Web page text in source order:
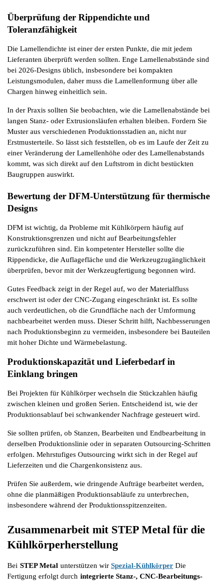
Überprüfung der Rippendichte und
Toleranzfähigkeit
Die Lamellendichte ist einer der ersten Punkte, die mit jedem
Lieferanten überprüft werden sollten. Enge Lamellenabstände sind
bei 2026-Designs üblich, insbesondere bei kompakten
Leistungsmodulen, daher muss die Lamellenformung über alle
Chargen hinweg einheitlich sein.
In der Praxis sollten Sie beobachten, wie die Lamellenabstände bei
langen Stanz- oder Extrusionsläufen erhalten bleiben. Fordern Sie
Muster aus verschiedenen Produktionsstadien an, nicht nur
Erstmusterteile. So lässt sich feststellen, ob es im Laufe der Zeit zu
einer Veränderung der Lamellenhöhe oder des Lamellenabstands
kommt, was sich direkt auf den Luftstrom in dicht bestückten
Baugruppen auswirkt.
Bewertung der DFM-Unterstützung für thermische
Designs
DFM ist wichtig, da Probleme mit Kühlkörpern häufig auf
Konstruktionsgrenzen und nicht auf Bearbeitungsfehler
zurückzuführen sind. Ein kompetenter Hersteller sollte die
Rippendicke, die Auflagefläche und die Werkzeugzugänglichkeit
überprüfen, bevor mit der Werkzeugfertigung begonnen wird.
Gutes Feedback zeigt in der Regel auf, wo der Materialfluss
erschwert ist oder der CNC-Zugang eingeschränkt ist. Es sollte
auch verdeutlichen, ob die Grundfläche nach der Umformung
nachbearbeitet werden muss. Dieser Schritt hilft, Nachbesserungen
nach Produktionsbeginn zu vermeiden, insbesondere bei Bauteilen
mit hoher Dichte und Wärmebelastung.
Produktionskapazität und Lieferbedarf in
Einklang bringen
Bei Projekten für Kühlkörper wechseln die Stückzahlen häufig
zwischen kleinen und großen Serien. Entscheidend ist, wie der
Produktionsablauf bei schwankender Nachfrage gesteuert wird.
Sie sollten prüfen, ob Stanzen, Bearbeiten und Endbearbeitung in
derselben Produktionslinie oder in separaten Outsourcing-Schritten
erfolgen. Mehrstufiges Outsourcing wirkt sich in der Regel auf
Lieferzeiten und die Chargenkonsistenz aus.
Prüfen Sie außerdem, wie dringende Aufträge bearbeitet werden,
ohne die planmäßigen Produktionsabläufe zu unterbrechen,
insbesondere während der Produktionsspitzenzeiten.
Zusammenarbeit mit STEP Metal für die
Kühlkörperherstellung
Bei STEP Metal unterstützen wir Spezial-Kühlkörper Die
Fertigung erfolgt durch integrierte Stanz-, CNC-Bearbeitungs-